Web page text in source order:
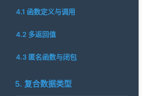
4.1 函数定义与调用
4.2 多返回值
4.3 匿名函数与闭包
5. 复合数据类型